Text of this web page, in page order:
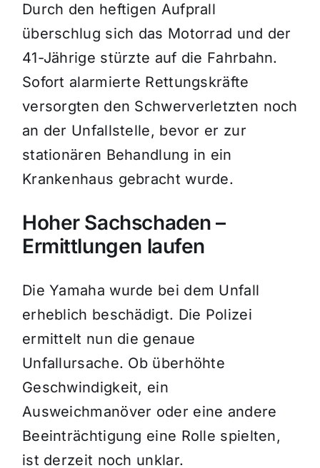
Durch den heftigen Aufprall
überschlug sich das Motorrad und der
41-Jährige stürzte auf die Fahrbahn.
Sofort alarmierte Rettungskräfte
versorgten den Schwerverletzten noch
an der Unfallstelle, bevor er zur
stationären Behandlung in ein
Krankenhaus gebracht wurde.
Hoher Sachschaden –
Ermittlungen laufen
Die Yamaha wurde bei dem Unfall
erheblich beschädigt. Die Polizei
ermittelt nun die genaue
Unfallursache. Ob überhöhte
Geschwindigkeit, ein
Ausweichmanöver oder eine andere
Beeinträchtigung eine Rolle spielten,
ist derzeit noch unklar.